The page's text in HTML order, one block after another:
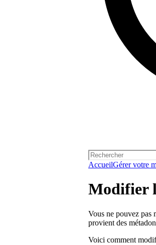
AccueilGérer votre
Modifier
Vous ne pouvez pas
provient des
Voici comment